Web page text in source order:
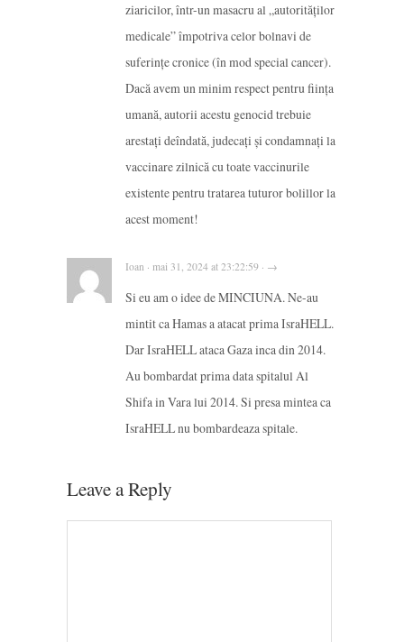
ziaricilor, într-un masacru al „autorităților
medicale” împotriva celor bolnavi de
suferințe cronice (în mod special cancer).
Dacă avem un minim respect pentru ființa
umană, autorii acestu genocid trebuie
arestați deîndată, judecați și condamnați la
vaccinare zilnică cu toate vaccinurile
existente pentru tratarea tuturor bolillor la
acest moment!
Ioan · mai 31, 2024 at 23:22:59 · →
Si eu am o idee de MINCIUNA. Ne-au
mintit ca Hamas a atacat prima IsraHELL.
Dar IsraHELL ataca Gaza inca din 2014.
Au bombardat prima data spitalul Al
Shifa in Vara lui 2014. Si presa mintea ca
IsraHELL nu bombardeaza spitale.
Leave a Reply